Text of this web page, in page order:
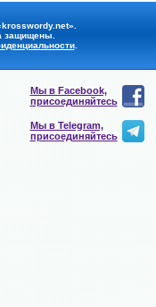
защищены.
.
Мы в Facebook,
присоединяйтесь
Мы в Telegram,
присоединяйтесь